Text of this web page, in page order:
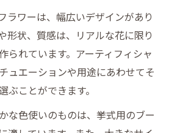
ラワーは、幅広いデザインがあり
形状、質感は、リアルな花に限り
られています。アーティフィシャ
ュエーションや用途にあわせてそ
ぶことができます。
な色使いのものは、挙式用のブー